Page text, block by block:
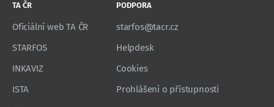
TA ČR
Oficiální web TA ČR
STARFOS
INKAVIZ
ISTA
PODPORA
starfos@tacr.cz
Helpdesk
Cookies
Prohlášení o přístupnosti